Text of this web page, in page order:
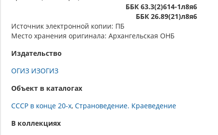
ББК 63.3(2)614-1л8я6
ББК 26.89(21)л8я6
Источник электронной копии: ПБ
Место хранения оригинала: Архангельская ОНБ
Издательство
ОГИЗ ИЗОГИЗ
Объект в каталогах
СССР в конце 20-х Страноведение. Краеведение
В коллекциях